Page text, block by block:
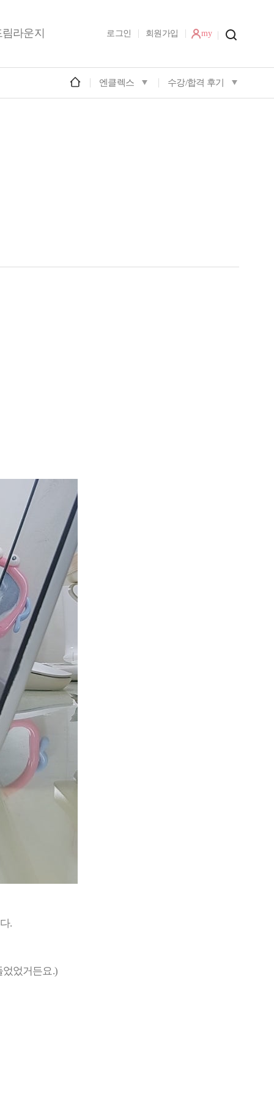
라운지 로그인 회원가입 my
엔클렉스 수강/합격 후기
.
었었거든요.)